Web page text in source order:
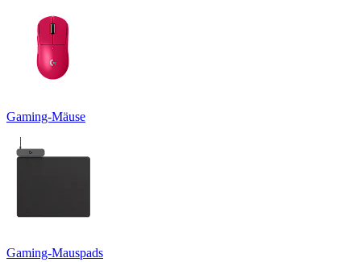
Gaming-Mäuse
Gaming-Mauspads